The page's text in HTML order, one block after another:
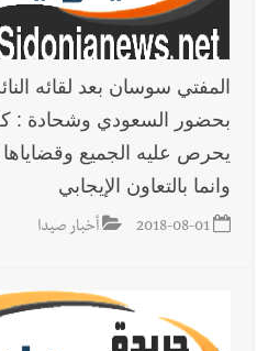
المفتي سوسان بعد لقائه
بحضور السعودي وشحادة :
يحرص عليه الجميع
وانما بالتعاون الإيجابي
2018-08-01 أخبار صيدا